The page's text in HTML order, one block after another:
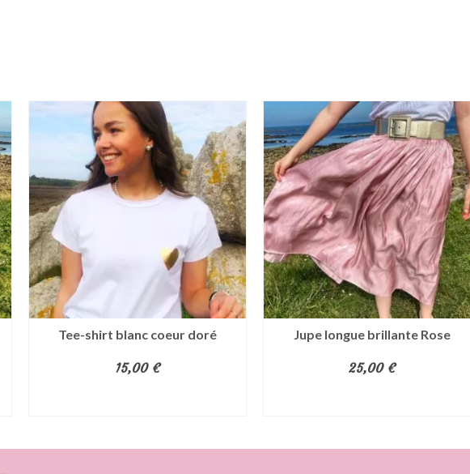
Tee-shirt blanc coeur doré
15,00 €
Jupe longue brillante Rose
25,00 €